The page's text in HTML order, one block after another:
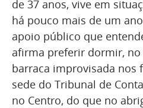
de 37 anos, vive em
há pouco mais de um
apoio público que
afirma preferir dormir,
barraca improvisada nos
sede do Tribunal de
no Centro, do que no